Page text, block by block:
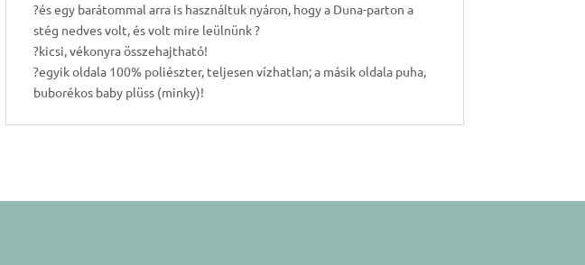
?és egy barátommal arra is használtuk nyáron, hogy a Duna-parton a
stég nedves volt, és volt mire leülnünk ?
?kicsi, vékonyra összehajtható!
?egyik oldala 100% poliészter, teljesen vízhatlan; a másik oldala puha,
buborékos baby plüss (minky)!